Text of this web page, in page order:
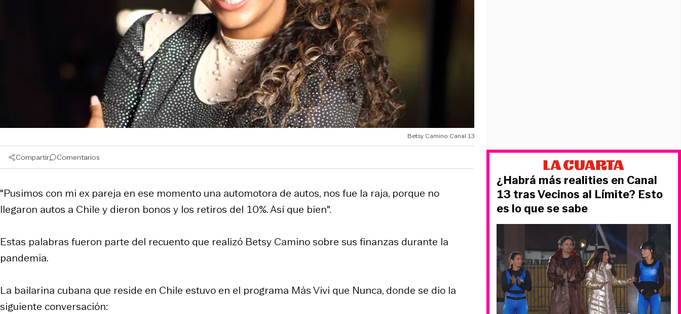
Betsy Camino Canal 13
Compartir Comentarios
"Pusimos con mi ex pareja en ese momento una automotora de autos, nos fue la raja, porque no
llegaron autos a Chile y dieron bonos y los retiros del 10%. Así que bien".
Estas palabras fueron parte del recuento que realizó Betsy Camino sobre sus finanzas durante la
pandemia.
La bailarina cubana que reside en Chile estuvo en el programa Más Vivi que Nunca, donde se dio la
siguiente conversación:
¿Habrá más realities en Canal
13 tras Vecinos al Límite? Esto
es lo que se sabe